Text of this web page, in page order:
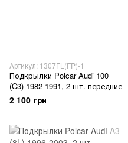
Артикул: 1307FL(FP)-1
Подкрылки Polcar Audi 100
(C3) 1982-1991, 2 шт. передние
2 100 грн